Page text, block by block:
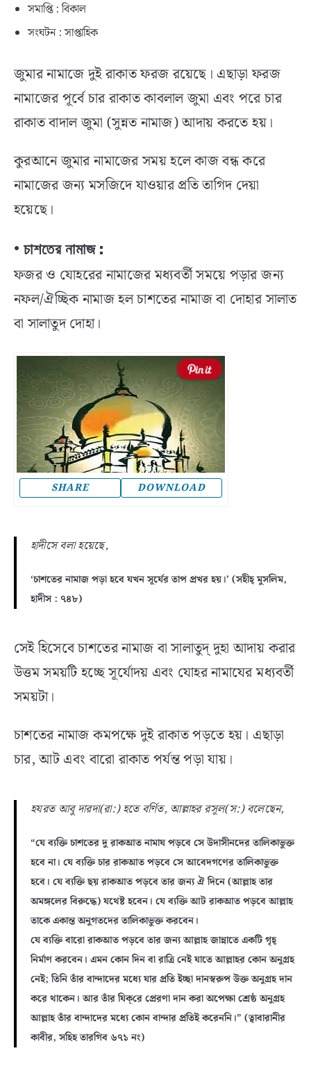
সমাপ্তি : বিকাল
সংঘটন : সাপ্তাহিক
জুমার নামাজে দুই রাকাত ফরজ রয়েছে। এছাড়া ফরজ
নামাজের পূর্বে চার রাকাত কাবলাল জুমা এবং পরে চার
রাকাত বাদাল জুমা (সুন্নত নামাজ) আদায় করতে হয়।
কুরআনে জুমার নামাজের সময় হলে কাজ বন্ধ করে
নামাজের জন্য মসজিদে যাওয়ার প্রতি তাগিদ দেয়া
হয়েছে।
• চাশতের নামাজ :
ফজর ও যোহরের নামাজের মধ্যবর্তী সময়ে পড়ার জন্য
নফল/ঐচ্ছিক নামাজ হল চাশতের নামাজ বা দোহার সালাত
বা সালাতুদ দোহা।
SHARE DOWNLOAD
হাদীসে বলা হয়েছে,
‘চাশতের নামাজ পড়া হবে যখন সূর্যের তাপ প্রখর হয়।’ (সহীহ্‌ মুসলিম,
হাদীস : ৭৪৮)
সেই হিসেবে চাশতের নামাজ বা সালাতুদ্‌ দুহা আদায় করার
উত্তম সময়টি হচ্ছে সূর্যোদয় এবং যোহর নামাযের মধ্যবর্তী
সময়টা।
চাশতের নামাজ কমপক্ষে দুই রাকাত পড়তে হয়। এছাড়া
চার, আট এবং বারো রাকাত পর্যন্ত পড়া যায়।
হযরত আবু দারদা(রা:) হতে বর্ণিত, আল্লাহর রসূল(স:) বলেছেন,
“যে ব্যক্তি চাশতের দু রাকআত নামায পড়বে সে উদাসীনদের তালিকাভুক্ত
হবে না। যে ব্যক্তি চার রাকআত পড়বে সে আবেদগণের তালিকাভুক্ত
হবে। যে ব্যক্তি ছয় রাকআত পড়বে তার জন্য ঐ দিনে (আল্লাহ তার
অমঙ্গলের বিরুদ্ধে) যথেষ্ট হবেন। যে ব্যক্তি আট রাকআত পড়বে আল্লাহ
তাকে একান্ত অনুগতদের তালিকাভুক্ত করবেন।
যে ব্যক্তি বারো রাকআত পড়বে তার জন্য আল্লাহ জান্নাতে একটি গৃহ্‌
নির্মাণ করবেন। এমন কোন দিন বা রাত্রি নেই যাতে আল্লাহর কোন অনুগ্রহ
নেই; তিনি তাঁর বান্দাদের মধ্যে যার প্রতি ইচ্ছা দানস্বরুপ উক্ত অনুগ্রহ দান
করে থাকেন। আর তাঁর যিক্‌রে প্রেরণা দান করা অপেক্ষা শ্রেষ্ঠ অনুগ্রহ
আল্লাহ তাঁর বান্দাদের মধ্যে কোন বান্দার প্রতিই করেননি।” (ত্বাবারানীর
কাবীর, সহিহ তারগিব ৬৭১ নং)